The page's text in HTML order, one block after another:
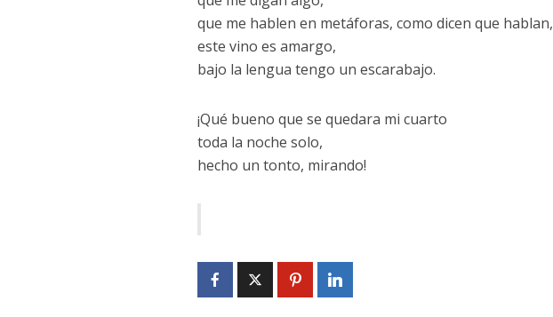
que me hablen en metáforas, como dicen que hablan,
este vino es amargo,
bajo la lengua tengo un escarabajo.
¡Qué bueno que se quedara mi cuarto
toda la noche solo,
hecho un tonto, mirando!